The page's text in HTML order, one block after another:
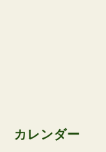
カレンダー